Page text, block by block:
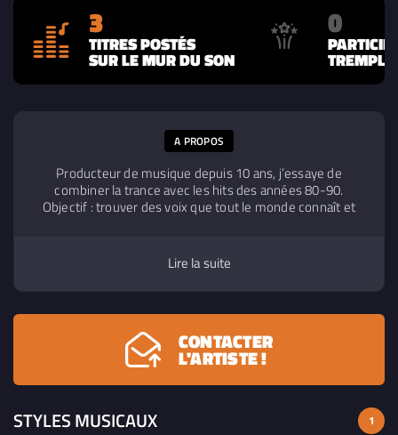
3
TITRES POSTÉS
SUR LE MUR DU SON
0
A PROPOS
Producteur de musique depuis 10 ans, j’essaye de
combiner la trance avec les hits des années 80-90.
Objectif : trouver des voix que tout le monde connaît et
Lire la suite
CONTACTER
L'ARTISTE !
STYLES MUSICAUX 1